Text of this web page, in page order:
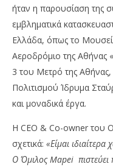
ήταν η παρουσίαση της
εμβληματικά
Ελλάδα, όπως το
Αεροδρόμιο της Αθήνας
3 του Μετρό της
Πολιτισμού Ίδρυμα
και μοναδικά έργα.
Η CEO & Co-owner του
σχετικά: «Είμαι
Ο Όμιλος Mapei πιστεύει